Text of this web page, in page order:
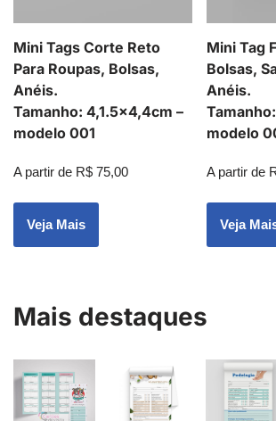
Mini Tags Corte Reto
Para Roupas, Bolsas,
Anéis.
Tamanho: 4,1.5×4,4cm –
modelo 001
A partir de R$ 75,00
Veja Mais
Mini Tag
Bolsas,
Anéis.
modelo
A partir de
Veja
Mais destaques